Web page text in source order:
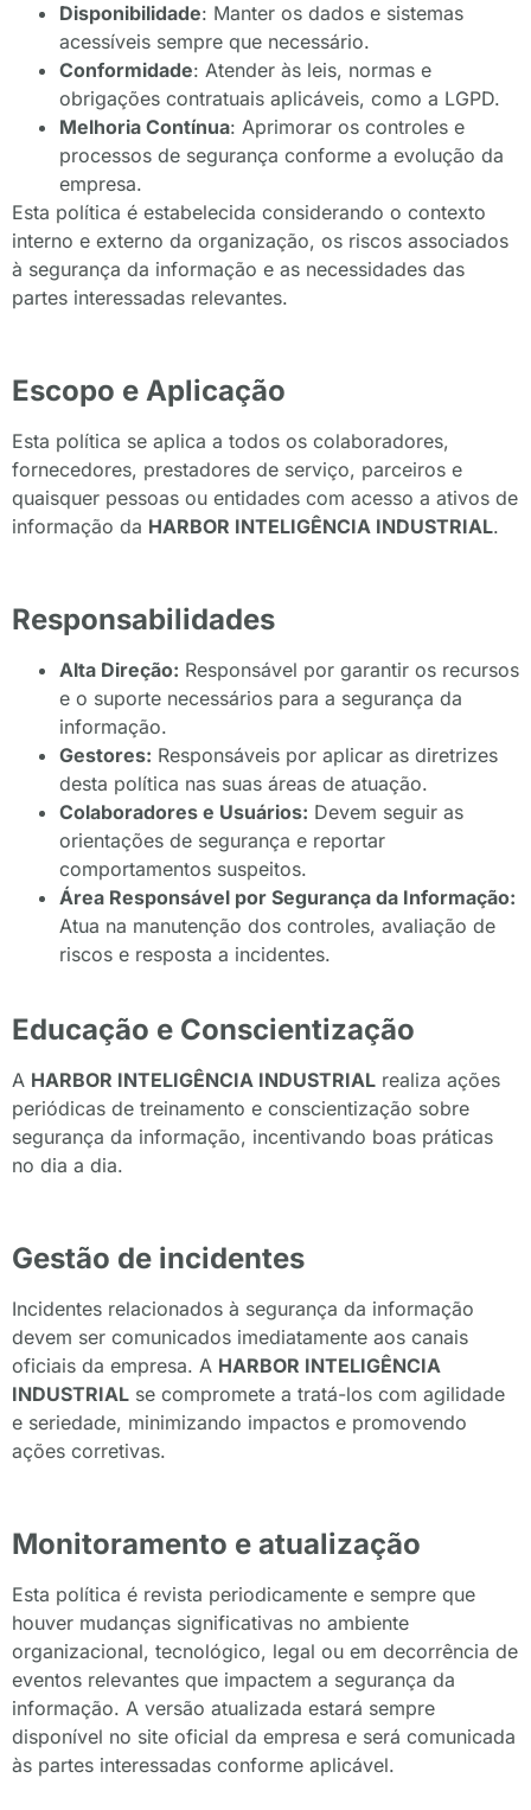
Disponibilidade: Manter os dados e sistemas
acessíveis sempre que necessário.
Conformidade: Atender às leis, normas e
obrigações contratuais aplicáveis, como a LGPD.
Melhoria Contínua: Aprimorar os controles e
processos de segurança conforme a evolução da
empresa.
Esta política é estabelecida considerando o contexto
interno e externo da organização, os riscos associados
à segurança da informação e as necessidades das
partes interessadas relevantes.
Escopo e Aplicação
Esta política se aplica a todos os colaboradores,
fornecedores, prestadores de serviço, parceiros e
quaisquer pessoas ou entidades com acesso a ativos de
informação da HARBOR INTELIGÊNCIA INDUSTRIAL.
Responsabilidades
Alta Direção: Responsável por garantir os recursos
e o suporte necessários para a segurança da
informação.
Gestores: Responsáveis por aplicar as diretrizes
desta política nas suas áreas de atuação.
Colaboradores e Usuários: Devem seguir as
orientações de segurança e reportar
comportamentos suspeitos.
Área Responsável por Segurança da Informação:
Atua na manutenção dos controles, avaliação de
riscos e resposta a incidentes.
Educação e Conscientização
A HARBOR INTELIGÊNCIA INDUSTRIAL realiza ações
periódicas de treinamento e conscientização sobre
segurança da informação, incentivando boas práticas
no dia a dia.
Gestão de incidentes
Incidentes relacionados à segurança da informação
devem ser comunicados imediatamente aos canais
oficiais da empresa. A HARBOR INTELIGÊNCIA
INDUSTRIAL se compromete a tratá-los com agilidade
e seriedade, minimizando impactos e promovendo
ações corretivas.
Monitoramento e atualização
Esta política é revista periodicamente e sempre que
houver mudanças significativas no ambiente
organizacional, tecnológico, legal ou em decorrência de
eventos relevantes que impactem a segurança da
informação. A versão atualizada estará sempre
disponível no site oficial da empresa e será comunicada
às partes interessadas conforme aplicável.